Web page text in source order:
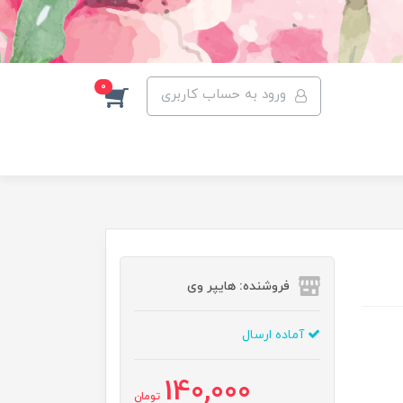
ورود به حساب کاربری 0
فروشنده: هایپر وی
آماده ارسال
140,000 تومان